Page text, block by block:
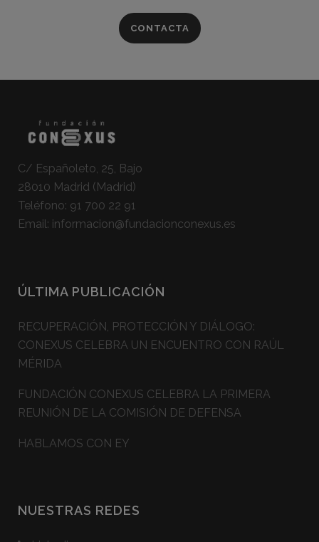
CONTACTA
C/ Españoleto, 25, Bajo
28010 Madrid (Madrid)
Teléfono: 91 700 22 91
Email: informacion@fundacionconexus.es
ÚLTIMA PUBLICACIÓN
RECUPERACIÓN, PROTECCIÓN Y DIÁLOGO:
CONEXUS CELEBRA UN ENCUENTRO CON RAÚL
MÉRIDA
FUNDACIÓN CONEXUS CELEBRA LA PRIMERA
REUNIÓN DE LA COMISIÓN DE DEFENSA
HABLAMOS CON EY
NUESTRAS REDES